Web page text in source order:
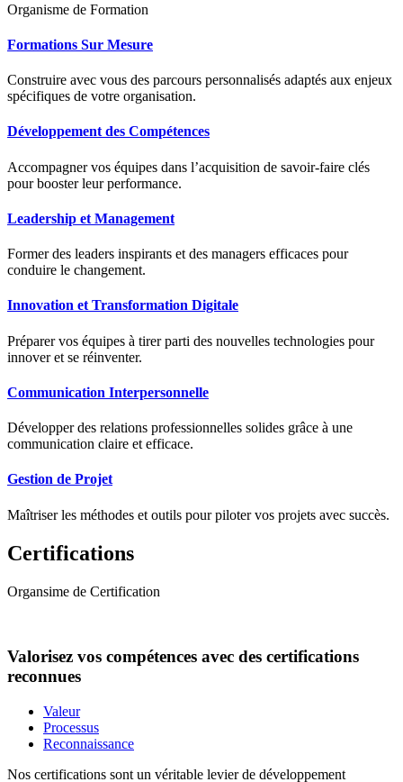
Organisme de Formation
Formations Sur Mesure
Construire avec vous des parcours personnalisés adaptés aux enjeux
spécifiques de votre organisation.
Développement des Compétences
Accompagner vos équipes dans l’acquisition de savoir-faire clés
pour booster leur performance.
Leadership et Management
Former des leaders inspirants et des managers efficaces pour
conduire le changement.
Innovation et Transformation Digitale
Préparer vos équipes à tirer parti des nouvelles technologies pour
innover et se réinventer.
Communication Interpersonnelle
Développer des relations professionnelles solides grâce à une
communication claire et efficace.
Gestion de Projet
Maîtriser les méthodes et outils pour piloter vos projets avec succès.
Certifications
Organsime de Certification
Valorisez vos compétences avec des certifications
reconnues
Valeur
Processus
Reconnaissance
Nos certifications sont un véritable levier de développement